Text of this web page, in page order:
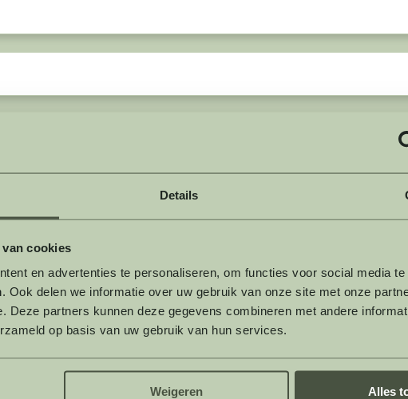
Details
cookies
en advertenties te personaliseren, om functies voor social media te
Ook delen we informatie over uw gebruik van onze site met onze
Deze partners kunnen deze gegevens combineren met andere
op basis van uw gebruik van hun services.
Weigeren Alles